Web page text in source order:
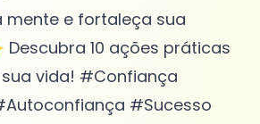
mente e fortaleça sua
10 ações práticas
vida! #Confiança
#Sucesso